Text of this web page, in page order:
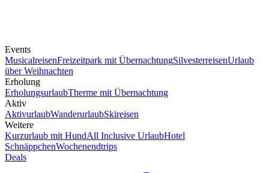
Events
MusicalreisenFreizeitpark mit ÜbernachtungSilvesterreisenUrlaub
über Weihnachten
Erholung
ErholungsurlaubTherme mit Übernachtung
Aktiv
AktivurlaubWanderurlaubSkireisen
Weitere
Kurzurlaub mit HundAll Inclusive UrlaubHotel
SchnäppchenWochenendtrips
Deals